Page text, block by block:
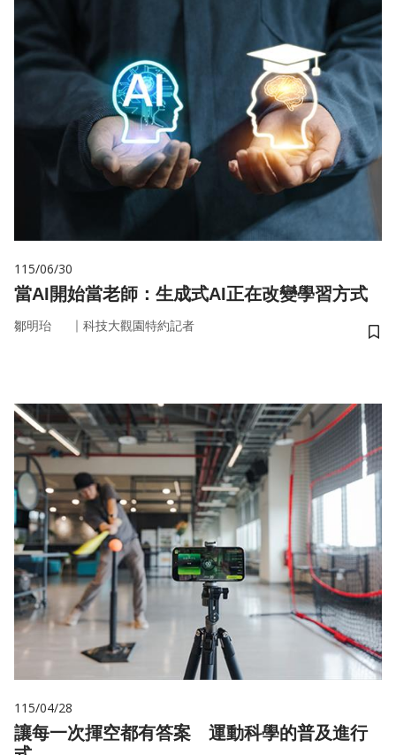
115/06/30
當AI開始當老師：生成式AI正在改變學習方式
鄒明珆 ｜ 科技大觀園特約記者
儲
115/04/28
讓每一次揮空都有答案 運動科學的普及進行